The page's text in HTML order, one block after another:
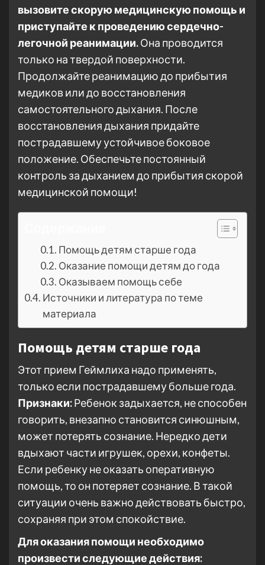
вызовите скорую медицинскую помощь и
приступайте к проведению сердечно-
легочной реанимации.Она проводится
только на твердой поверхности.
Продолжайте реанимацию до прибытия
медиков или до восстановления
самостоятельного дыхания. После
восстановления дыхания придайте
пострадавшему устойчивое боковое
положение. Обеспечьте постоянный
контроль за дыханием до прибытия скорой
медицинской помощи!
Помощь детям старше года
Оказание помощи детям до года
Оказываем помощь себе
Источники и литература по теме
материала
Помощь детям старше года
Этот прием Геймлиха надо применять,
только если пострадавшему больше года.
Признаки:Ребенок задыхается, не способен
говорить, внезапно становится синюшным,
может потерять сознание. Нередко дети
вдыхают части игрушек, орехи, конфеты.
Если ребенку не оказать оперативную
помощь, то он потеряет сознание. В такой
ситуации очень важно действовать быстро,
сохраняя при этом спокойствие.
Для оказания помощи необходимо
произвести следующие действия: